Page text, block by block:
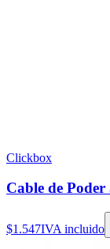
Clickbox
Cable de
$1.547IVA incluido